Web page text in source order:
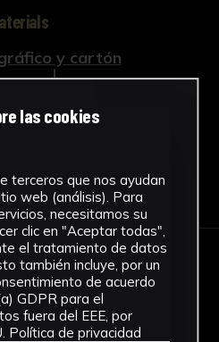
y cartón
Datasheet
las cookies
terceros que nos ayudan
web (análisis). Para
necesitamos su
clic en "Aceptar todas",
el tratamiento de datos
también incluye, por un
de acuerdo
GDPR para el
fuera del EEE, por
Política de privacidad